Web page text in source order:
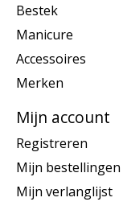
Bestek
Manicure
Accessoires
Merken
Mijn account
Registreren
Mijn bestellingen
Mijn verlanglijst